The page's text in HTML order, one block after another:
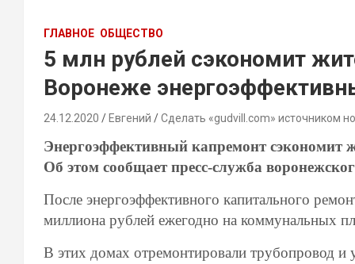
ГЛАВНОЕ ОБЩЕСТВО
5 млн рублей сэкономит
Воронеже
24.12.2020 Евгений Сделать «gudvill.com» источником
Энергоэффективный капремонт сэкономит
Об этом сообщает пресс-служба
После энергоэффективного капитального
миллиона рублей ежегодно на коммунальных
В этих домах отремонтировали трубопровод и